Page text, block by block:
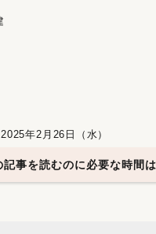
年2月26日（水）
記事を読むのに必要な時間